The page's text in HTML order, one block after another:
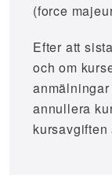
(force
Efter att
och om
annullera
kursavgiften